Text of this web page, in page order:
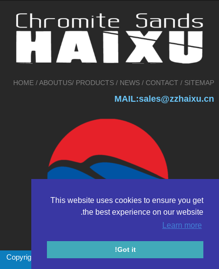
This website uses cookies to ensure you get
the best experience on our website.
Learn more
Got it!
HOME / ABOUTUS/ PRODUCTS / NEWS / CONTACT / SITEMAP
MAIL:sales@zzhaixu.cn
Copyright © 2017 Zhengzhou HAIXU abrasives Co.,Ltd. All rights